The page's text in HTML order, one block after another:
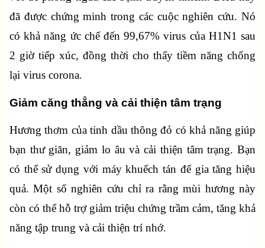
đã được chứng minh trong các cuộc nghiên cứu. Nó
có khả năng ức chế đến 99,67% virus của H1N1 sau
2 giờ tiếp xúc, đồng thời cho thấy tiềm năng chống
lại virus corona.
Giảm căng thẳng và cải thiện tâm trạng
Hương thơm của tinh dầu thông đỏ có khả năng giúp
bạn thư giãn, giảm lo âu và cải thiện tâm trạng. Bạn
có thể sử dụng với máy khuếch tán để gia tăng hiệu
quả. Một số nghiên cứu chỉ ra rằng mùi hương này
còn có thể hỗ trợ giảm triệu chứng trầm cảm, tăng khả
năng tập trung và cải thiện trí nhớ.